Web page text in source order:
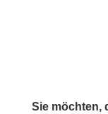
Sie möchten,